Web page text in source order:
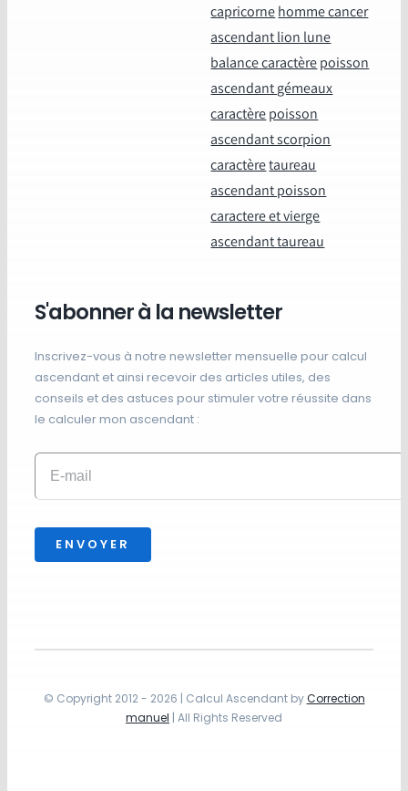
capricornehomme cancer
ascendant lion lune
balance caractèrepoisson
ascendant gémeaux
caractèrepoisson
ascendant scorpion
caractèretaureau
ascendant poisson
caractere et vierge
ascendant taureau
S'abonner à la newsletter
Inscrivez-vous à notre newsletter mensuelle pour calcul
ascendant et ainsi recevoir des articles utiles, des
conseils et des astuces pour stimuler votre réussite dans
le calculer mon ascendant :
ENVOYER
© Copyright 2012 - 2026 | Calcul Ascendant byCorrection
manuel | All Rights Reserved